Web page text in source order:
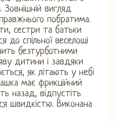
Зовнішній вигляд
побратима.
сестри та батьки
до спільної веселощі
безтурботними
дитини і завдяки
як літають у небі
має фрикційний
назад, відпустіть
швидкістю. Виконана